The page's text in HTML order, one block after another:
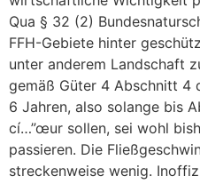
Qua § 32 (2)
FFH-Gebiete hinter
unter anderem Landschaft
gemäß Güter 4 Abschnitt 4
6 Jahren, also solange bis
cí…”œur sollen, sei wohl
passieren. Die
streckenweise wenig.